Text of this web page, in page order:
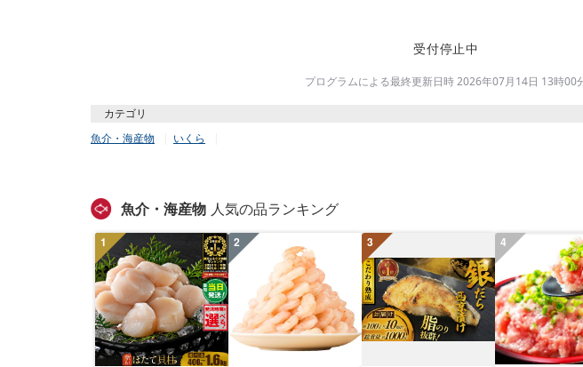
受付停止中
プログラムによる最終更新日時 2026年07月14日 13時00
カテゴリ
魚介・海産物
いくら
魚介・海産物 人気の品ランキング
1 2 3 4